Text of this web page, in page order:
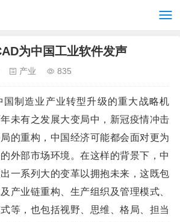
为中国工业软件发声
产业 835
国制造业产业转型升级的重大战略机
未有之发展大变局中，新冠疫情冲击
的重构，中国经济可能都会面对更为
外部市场环境。在这样的背景下，中
一系列大的变革以拥抱未来，这既包
产业链重构、生产组织及管理模式、
等，也包括视野、思维、格局、担当